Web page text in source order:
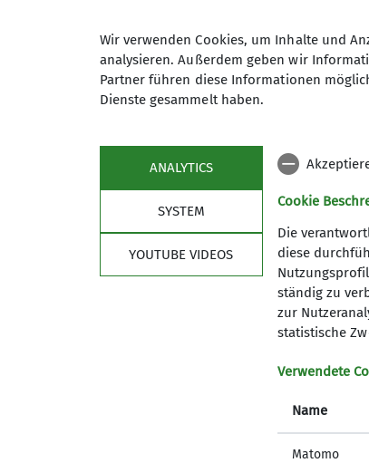
DAV
Hauptartikel
Dieses Jahr wird der DAV Göttingen
Klettern und Bouldern am RoXx
Kistenklettern und weitere Spiele
Musik, kühlen Getränken und
Wir verwenden Cookies, um Inhalte und
analysieren. Außerdem geben wir
Partner führen diese Informationen
Dienste gesammelt haben.
ANALYTICS
SYSTEM
YOUTUBE VIDEOS
Cookie
Die
diese
ständig zu
zur
statistische
Verwendete
Name
Matomo